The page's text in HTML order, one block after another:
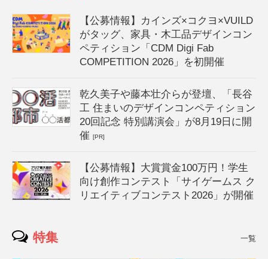
【公募情報】カインズ×コクヨ×VUILD
がタッグ、家具・木工品デザインコン
ペティション「CDM Digi Fab
COMPETITION 2026」を初開催
乾久美子や藤本壮介らが登壇、「長谷
工 住まいのデザインコンペティション
20回記念 特別講演会」が8月19日に開
催[PR]
【公募情報】大賞賞金100万円！学生
向け創作コンテスト「サイゲームス ク
リエイティブコンテスト2026」が開催
特集 一覧